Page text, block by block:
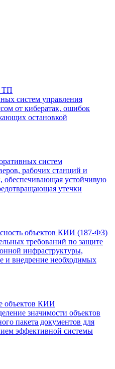
ТП
систем управления
от кибератак, ошибок
остановкой
систем
рабочих станций и
обеспечивающая устойчивую
утечки
объектов КИИ (187-ФЗ)
требований по защите
инфраструктуры,
и внедрение необходимых
объектов КИИ
значимости объектов
пакета документов для
эффективной системы